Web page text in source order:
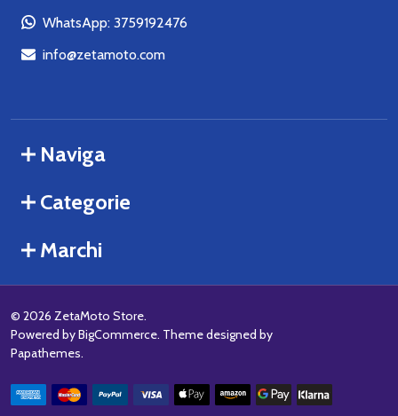
WhatsApp: 3759192476
info@zetamoto.com
Naviga
Categorie
Marchi
© 2026 ZetaMoto Store.
Powered byBigCommerce. Theme designed by
Papathemes.